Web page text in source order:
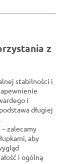
z
stabilności i
i
długiej
– zalecamy
aby
i ogólną